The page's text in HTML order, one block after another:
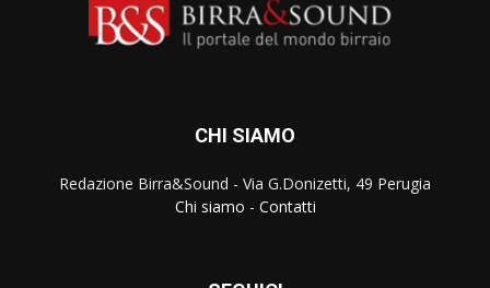
CHI SIAMO
Redazione Birra&Sound - Via G.Donizetti, 49 Perugia
Chi siamo - Contatti